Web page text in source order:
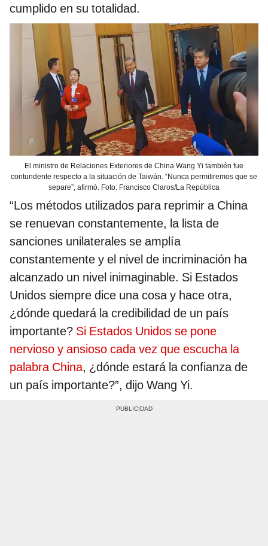
cumplido en su totalidad.
El ministro de Relaciones Exteriores de China Wang Yi también fue
contundente respecto a la situación de Taiwán. “Nunca permitiremos que se
separe”, afirmó. Foto: Francisco Claros/La República
“Los métodos utilizados para reprimir a China
se renuevan constantemente, la lista de
sanciones unilaterales se amplía
constantemente y el nivel de incriminación ha
alcanzado un nivel inimaginable. Si Estados
Unidos siempre dice una cosa y hace otra,
¿dónde quedará la credibilidad de un país
importante? Si Estados Unidos se pone
nervioso y ansioso cada vez que escucha la
palabra China, ¿dónde estará la confianza de
un país importante?”, dijo Wang Yi.